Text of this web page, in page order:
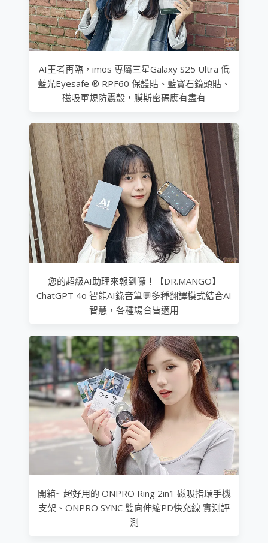
AI王者再臨，imos 專屬三星Galaxy S25 Ultra 低
藍光Eyesafe ® RPF60 保護貼、藍寶石鏡頭貼、
磁吸軍規防震殼，膜斯密碼應有盡有
您的超級AI助理來報到囉！【DR.MANGO】
ChatGPT 4o 智能AI錄音筆💬多種翻譯模式結合AI
智慧，各種場合皆適用
開箱~ 超好用的 ONPRO Ring 2in1 磁吸指環手機
支架、ONPRO SYNC 雙向伸縮PD快充線 實測評
測